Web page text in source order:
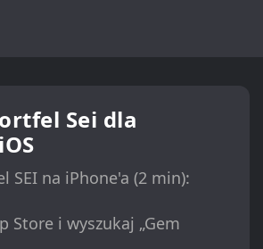
Sei dla
SEI na iPhone'a (2 min):
Store i wyszukaj „Gem